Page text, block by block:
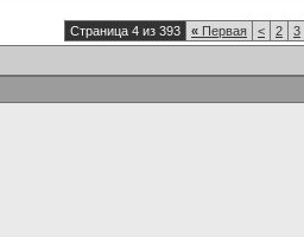
Страница 4 из 393 « Первая < 2 3